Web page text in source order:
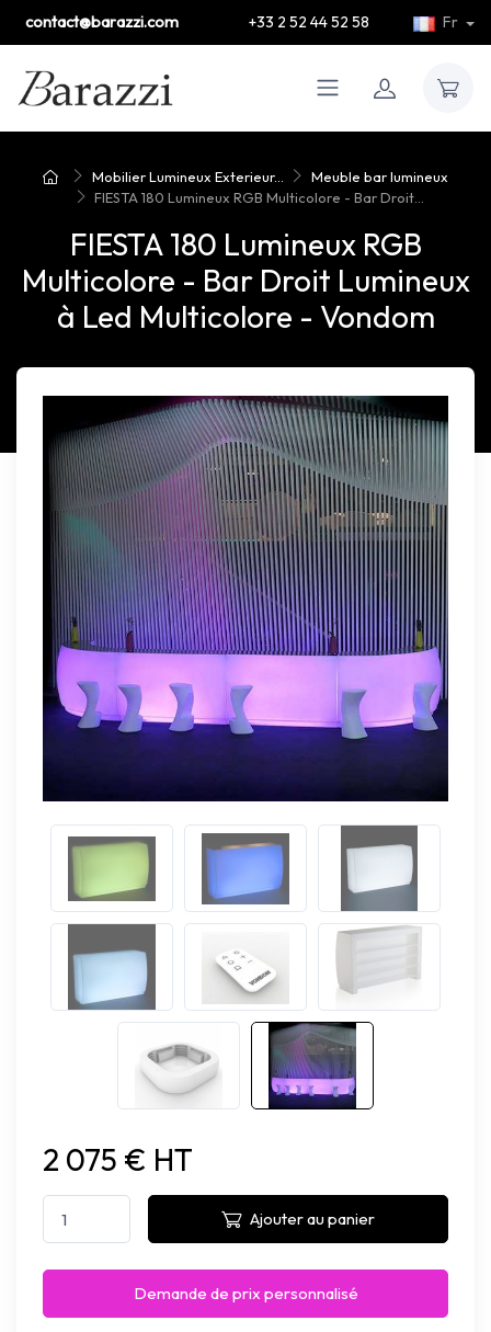
contact@barazzi.com +33 2 52 44 52 58 Fr
Mobilier Lumineux Exterieur...
Meuble bar lumineux
FIESTA 180 Lumineux RGB Multicolore - Bar Droit...
FIESTA 180 Lumineux RGB
Multicolore - Bar Droit Lumineux
à Led Multicolore - Vondom
2 075 € HT
Ajouter au panier
Demande de prix personnalisé